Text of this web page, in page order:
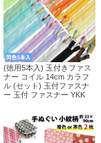
(徳用5本入) 玉付きファス
ナー コイル 14cm カラフ
ル (セット) 玉付ファスナ
ー 玉付 ファスナー YKK